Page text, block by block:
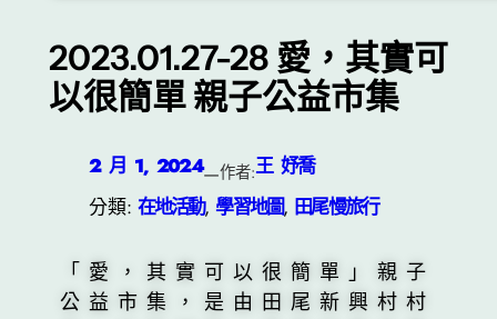
2023.01.27-28 愛，其實可
以很簡單 親子公益市集
2 月 1, 2024—作者:王 妤喬
分類: 在地活動, 學習地圖, 田尾慢旅行
「愛，其實可以很簡單」親子
公益市集，是由田尾新興村村